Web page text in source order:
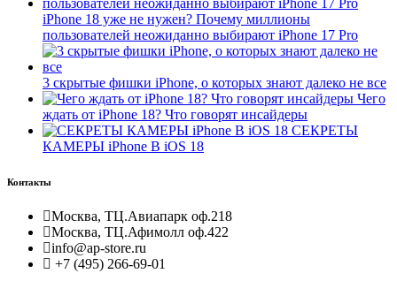
iPhone 18 уже не нужен? Почему миллионы
пользователей неожиданно выбирают iPhone 17 Pro
3 скрытые фишки iPhone, о которых знают далеко не все
Чего
ждать от iPhone 18? Что говорят инсайдеры
СЕКРЕТЫ
КАМЕРЫ iPhone В iOS 18
Контакты
Москва, ТЦ.Авиапарк оф.218
Москва, ТЦ.Афимолл оф.422
info@ap-store.ru
+7 (495) 266-69-01